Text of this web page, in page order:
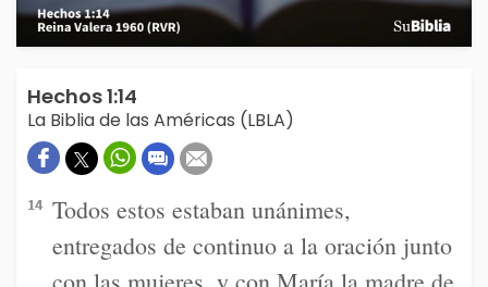
Hechos 1:14
La Biblia de las Américas (LBLA)
14 Todos estos estaban unánimes,
entregados de continuo a la oración junto